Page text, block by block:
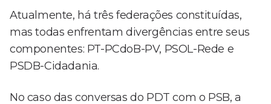
Atualmente, há três federações constituídas,
mas todas enfrentam divergências entre seus
componentes: PT-PCdoB-PV, PSOL-Rede e
PSDB-Cidadania.
No caso das conversas do PDT com o PSB, a